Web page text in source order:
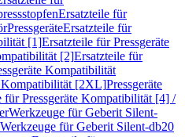
Ersatzteile für
PressgeräteErsatzteile für
[1]Ersatzteile für Pressgeräte
[2]Ersatzteile für
Kompatibilität
Kompatibilität [2XL]Pressgeräte
für Pressgeräte Kompatibilität [4] /
Werkzeuge für Geberit Silent-
für Geberit Silent-db20